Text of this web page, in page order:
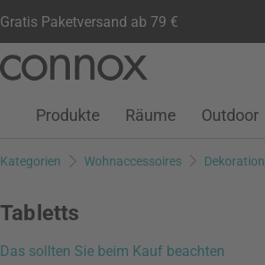
Gratis Paketversand ab 79 €
Seiteninhalt
Suchfeld
Kundenkonto
Wunschliste
Warenkorb
Produkte Räume Outdoor
Kategorien Wohnaccessoires Dekoration
Tabletts
Das sollten Sie beim Kauf beachten